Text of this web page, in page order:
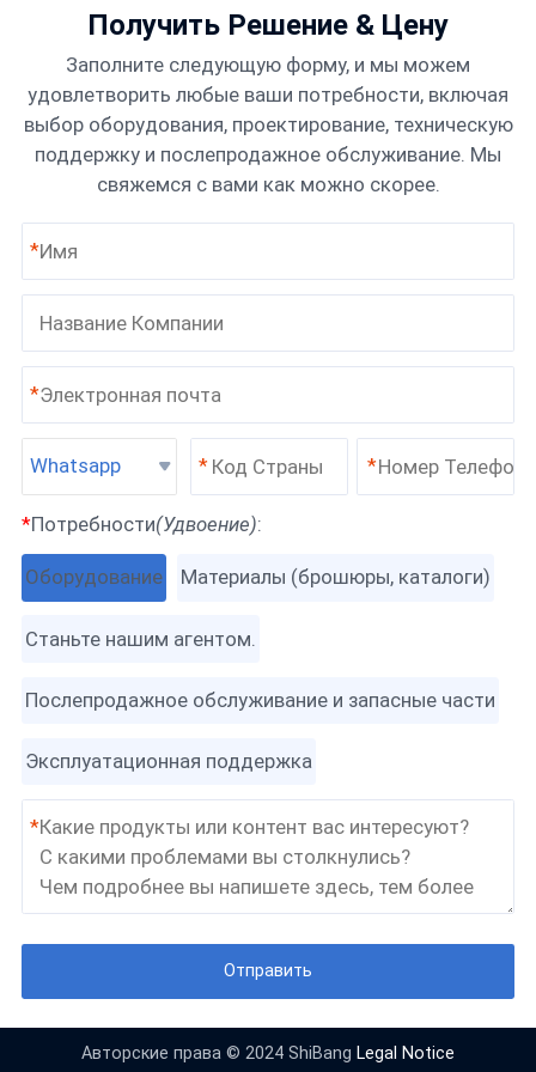
Получить Решение & Цену
Заполните следующую форму, и мы можем
удовлетворить любые ваши потребности, включая
выбор оборудования, проектирование, техническую
поддержку и послепродажное обслуживание. Мы
свяжемся с вами как можно скорее.
*
*
Whatsapp * *
*Потребности(Удвоение):
Оборудование Материалы (брошюры, каталоги)
Станьте нашим агентом.
Послепродажное обслуживание и запасные части
Эксплуатационная поддержка
*
Отправить
Авторские права © 2024 ShiBang Legal Notice